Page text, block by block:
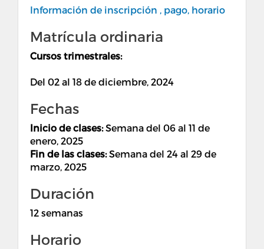
Información de inscripción , pago, horario
Matrícula ordinaria
Cursos trimestrales:
Del 02 al 18 de diciembre, 2024
Fechas
Inicio de clases: Semana del 06 al 11 de
enero, 2025
Fin de las clases: Semana del 24 al 29 de
marzo, 2025
Duración
12 semanas
Horario